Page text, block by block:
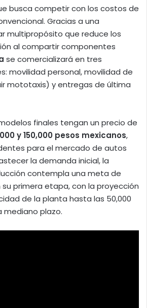
busca competir con los costos de
Gracias a una
multipropósito que reduce los
al compartir componentes
se comercializará en tres
movilidad personal, movilidad de
mototaxis) y entregas de última
finales tengan un precio de
y 150,000 pesos mexicanos,
para el mercado de autos
la demanda inicial, la
contempla una meta de
su primera etapa, con la proyección
de la planta hasta las 50,000
mediano plazo.